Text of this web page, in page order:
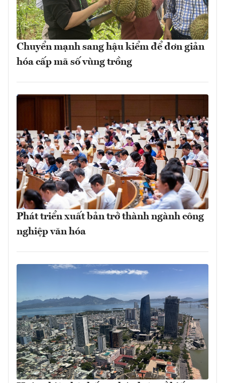
Chuyển mạnh sang hậu kiểm để đơn giản
hóa cấp mã số vùng trồng
Phát triển xuất bản trở thành ngành công
nghiệp văn hóa